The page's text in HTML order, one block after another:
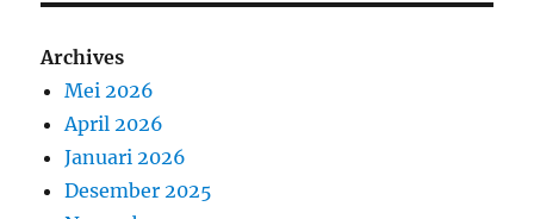
Archives
Mei 2026
April 2026
Januari 2026
Desember 2025